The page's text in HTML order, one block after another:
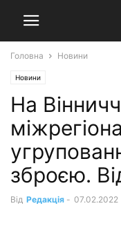
Головна Новини
Новини
На
зброєю.
Від Редакція - 07.02.2022